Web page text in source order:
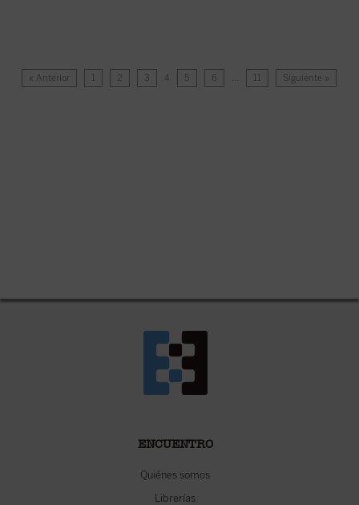
« Anterior 1 2 3 4 5 6 … 11 Siguiente »
ENCUENTRO
Quiénes somos
Librerías